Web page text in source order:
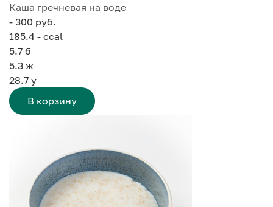
Каша гречневая на воде
- 300 руб.
185.4 - ccal
5.7 б
5.3 ж
28.7 у
В корзину